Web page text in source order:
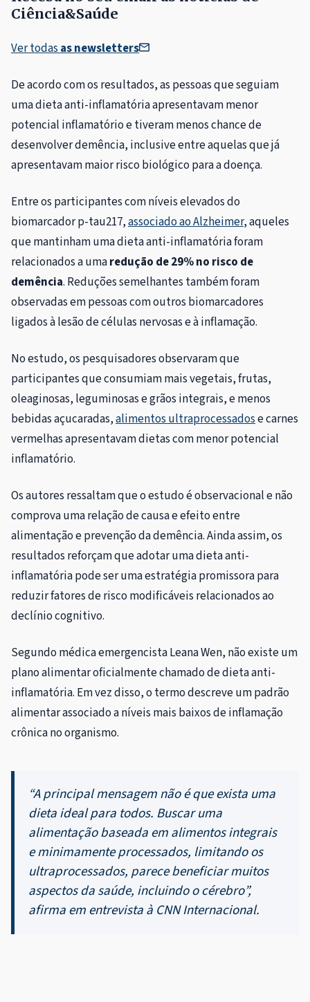
Ciência&Saúde
Ver todas as newsletters
De acordo com os resultados, as pessoas que seguiam
uma dieta anti-inflamatóriaapresentavam menor
potencial inflamatório e tiveram menos chance de
desenvolver demência, inclusive entre aquelas que já
apresentavam maior risco biológico para a doença.
Entre os participantes com níveis elevados do
biomarcador p-tau217,associado ao Alzheimer, aqueles
que mantinham uma dieta anti-inflamatória foram
relacionados a umaredução de 29% no risco de
demência. Reduções semelhantes também foram
observadas em pessoas com outros biomarcadores
ligados à lesão de células nervosas e à inflamação.
No estudo, os pesquisadores observaram que
participantes que consumiam mais vegetais, frutas,
oleaginosas, leguminosas e grãos integrais, e menos
bebidas açucaradas,alimentos ultraprocessadose carnes
vermelhas apresentavam dietas com menor potencial
inflamatório.
Os autores ressaltam que o estudo é observacional e não
comprova uma relação de causa e efeito entre
alimentação e prevenção da demência. Ainda assim, os
resultados reforçam que adotar uma dieta anti-
inflamatória pode ser uma estratégia promissora para
reduzir fatores de risco modificáveis relacionados ao
declínio cognitivo.
Segundo médica emergencista Leana Wen, não existe um
plano alimentar oficialmente chamado de dieta anti-
inflamatória. Em vez disso, o termo descreve um padrão
alimentar associado a níveis mais baixos de inflamação
crônica no organismo.
“A principal mensagem não é que exista uma
dieta ideal para todos. Buscar uma
alimentação baseada em alimentos integrais
e minimamente processados, limitando os
ultraprocessados, parece beneficiar muitos
aspectos da saúde, incluindo o cérebro”,
afirma em entrevista à CNN Internacional.